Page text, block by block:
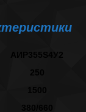
АИР355S4У2
250